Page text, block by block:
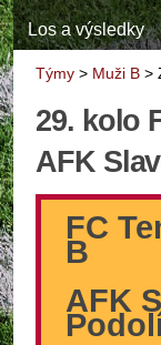
Los a výsledky
Týmy > Muži B >
29. kolo
AFK
FC
B
AFK